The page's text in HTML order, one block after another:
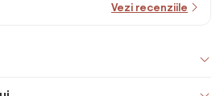
Vezi recenziile